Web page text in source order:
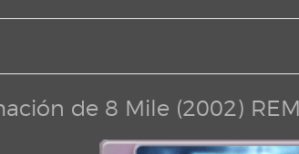
de 8 Mile (2002)